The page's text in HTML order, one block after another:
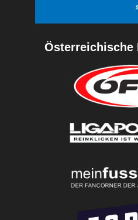
Österreichische